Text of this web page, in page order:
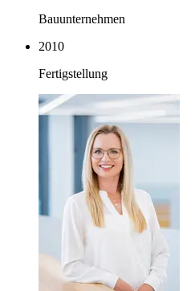
Bauunternehmen
2010
Fertigstellung